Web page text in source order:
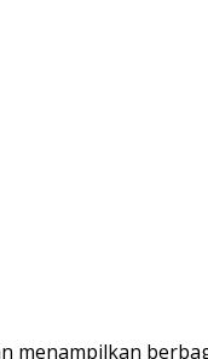
menampilkan